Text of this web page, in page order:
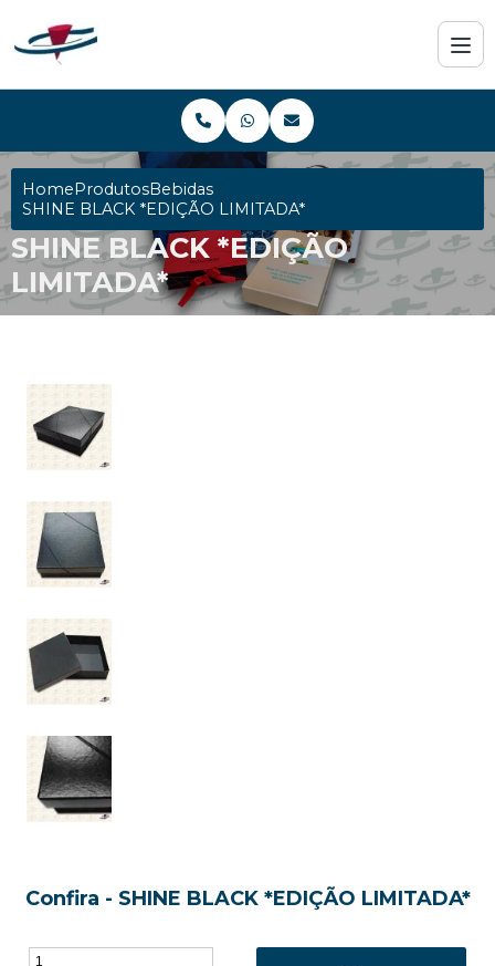
HomeProdutosBebidas
SHINE BLACK *EDIÇÃO LIMITADA*
SHINE BLACK *EDIÇÃO
LIMITADA*
Confira - SHINE BLACK *EDIÇÃO LIMITADA*